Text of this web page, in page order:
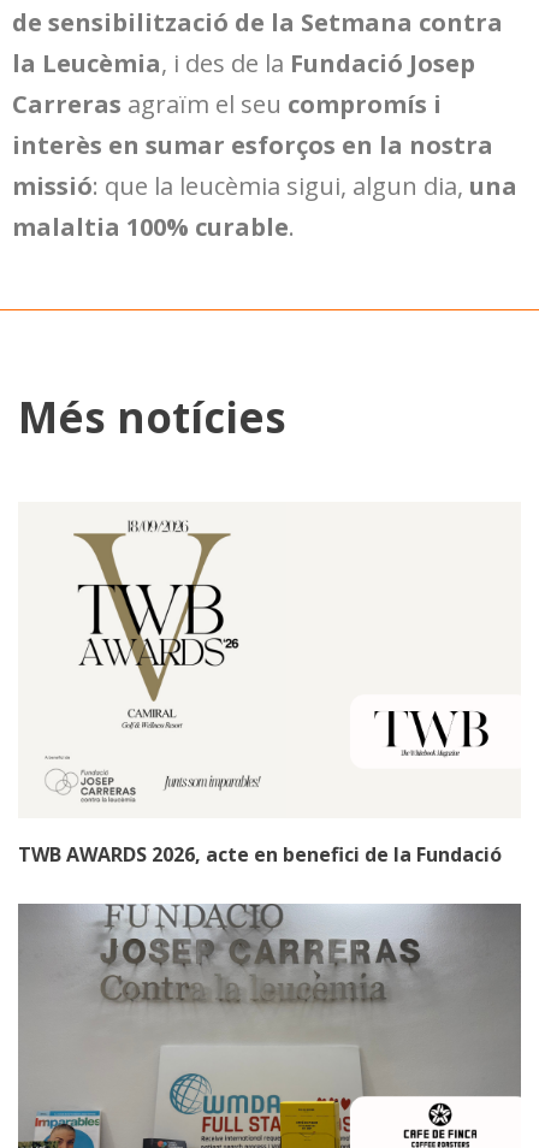
de sensibilització de la Setmana contra
la Leucèmia, i des de la Fundació Josep
Carreras agraïm el seu compromís i
interès en sumar esforços en la nostra
missió: que la leucèmia sigui, algun dia, una
malaltia 100% curable.
Més notícies
TWB AWARDS 2026, acte en benefici de la Fundació